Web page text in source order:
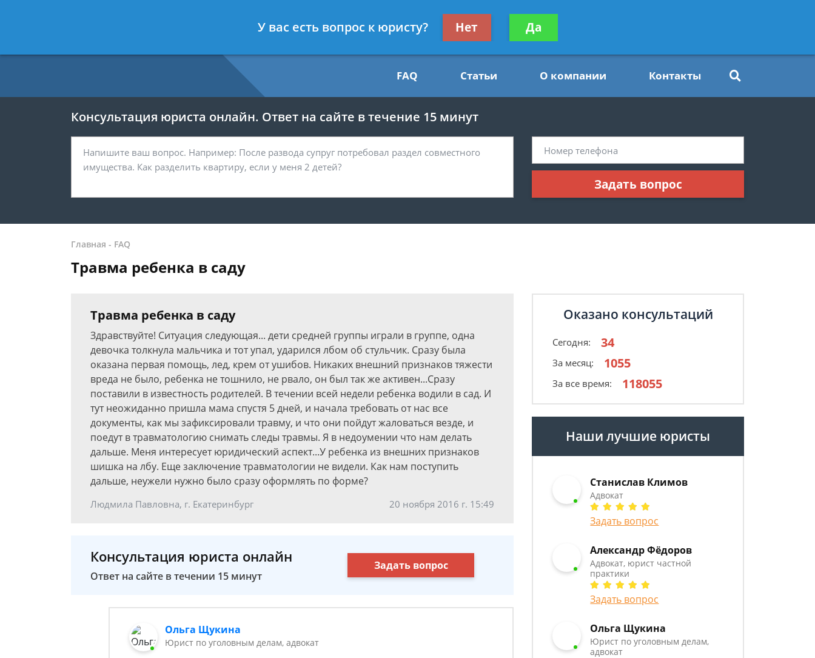
7 812 467-37-54
Получите консультацию
бесплатно
FAQ Статьи О компании Контакты
Консультация юриста онлайн. Ответ на сайте в течение 15 минут
Задать вопрос
Главная - FAQ
Травма ребенка в саду
Травма ребенка в саду
Здравствуйте! Ситуация следующая... дети средней группы играли в группе, одна
девочка толкнула мальчика и тот упал, ударился лбом об стульчик. Сразу была
оказана первая помощь, лед, крем от ушибов. Никаких внешний признаков тяжести
вреда не было, ребенка не тошнило, не рвало, он был так же активен...Сразу
поставили в известность родителей. В течении всей недели ребенка водили в сад. И
тут неожиданно пришла мама спустя 5 дней, и начала требовать от нас все
документы, как мы зафиксировали травму, и что они пойдут жаловаться везде, и
поедут в травматологию снимать следы травмы. Я в недоумении что нам делать
дальше. Меня интересует юридический аспект...У ребенка из внешних признаков
шишка на лбу. Еще заключение травматологии не видели. Как нам поступить
дальше, неужели нужно было сразу оформлять по форме?
Людмила Павловна, г. Екатеринбург 20 ноября 2016 г. 15:49
Консультация юриста онлайн
Ответ на сайте в течении 15 минут
Задать вопрос
Ольга Щукина
Юрист по уголовным делам, адвокат
Оказано консультаций
Сегодня: 34
За месяц: 1055
За все время: 118055
Наши лучшие юристы
Станислав Климов
Адвокат
Задать вопрос
Александр Фёдоров
Адвокат, юрист частной
практики
Задать вопрос
Ольга Щукина
Юрист по уголовным делам,
адвокат
У вас есть вопрос к юристу? Нет Да